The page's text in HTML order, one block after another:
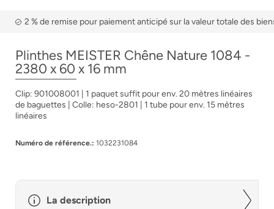
2 % de remise pour paiement anticipé sur la valeur totale des
Plinthes MEISTER Chêne Nature 1084 -
2380 x 60 x 16 mm
Clip: 901008001 | 1 paquet suffit pour env. 20 mètres linéaires
de baguettes | Colle: heso-2801 | 1 tube pour env. 15 mètres
linéaires
Numéro de référence.: 1032231084
La description